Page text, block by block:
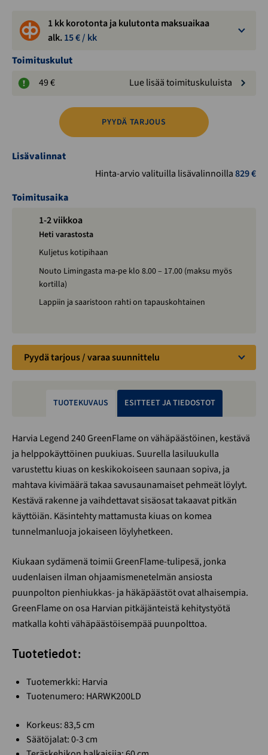
1 kk korotonta ja kulutonta maksuaikaa
alk.15€ / kk
Toimituskulut
49 €
Lue lisää toimituskuluista
PYYDÄ TARJOUS
Lisävalinnat
Hinta-arvio valituilla lisävalinnoilla829€
Toimitusaika
1-2 viikkoa
Heti varastosta
Kuljetus kotipihaan
Nouto Limingasta ma-pe klo 8.00 – 17.00 (maksu myös
kortilla)
Lappiin ja saaristoon rahti on tapauskohtainen
Pyydä tarjous / varaa suunnittelu
TUOTEKUVAUS ESITTEET JA TIEDOSTOT
Harvia Legend 240 GreenFlame on vähäpäästöinen, kestävä
ja helppokäyttöinen puukiuas. Suurella lasiluukulla
varustettu kiuas on keskikokoiseen saunaan sopiva, ja
mahtava kivimäärä takaa savusaunamaiset pehmeät löylyt.
Kestävä rakenne ja vaihdettavat sisäosat takaavat pitkän
käyttöiän. Käsintehty mattamusta kiuas on komea
tunnelmanluoja jokaiseen löylyhetkeen.
Kiukaan sydämenä toimii GreenFlame-tulipesä, jonka
uudenlaisen ilman ohjaamismenetelmän ansiosta
puunpolton pienhiukkas- ja häkäpäästöt ovat alhaisempia.
GreenFlame on osa Harvian pitkäjänteistä kehitystyötä
matkalla kohti vähäpäästöisempää puunpolttoa.
Tuotetiedot:
Tuotemerkki: Harvia
Tuotenumero: HARWK200LD
Korkeus: 83,5 cm
Säätöjalat: 0-3 cm